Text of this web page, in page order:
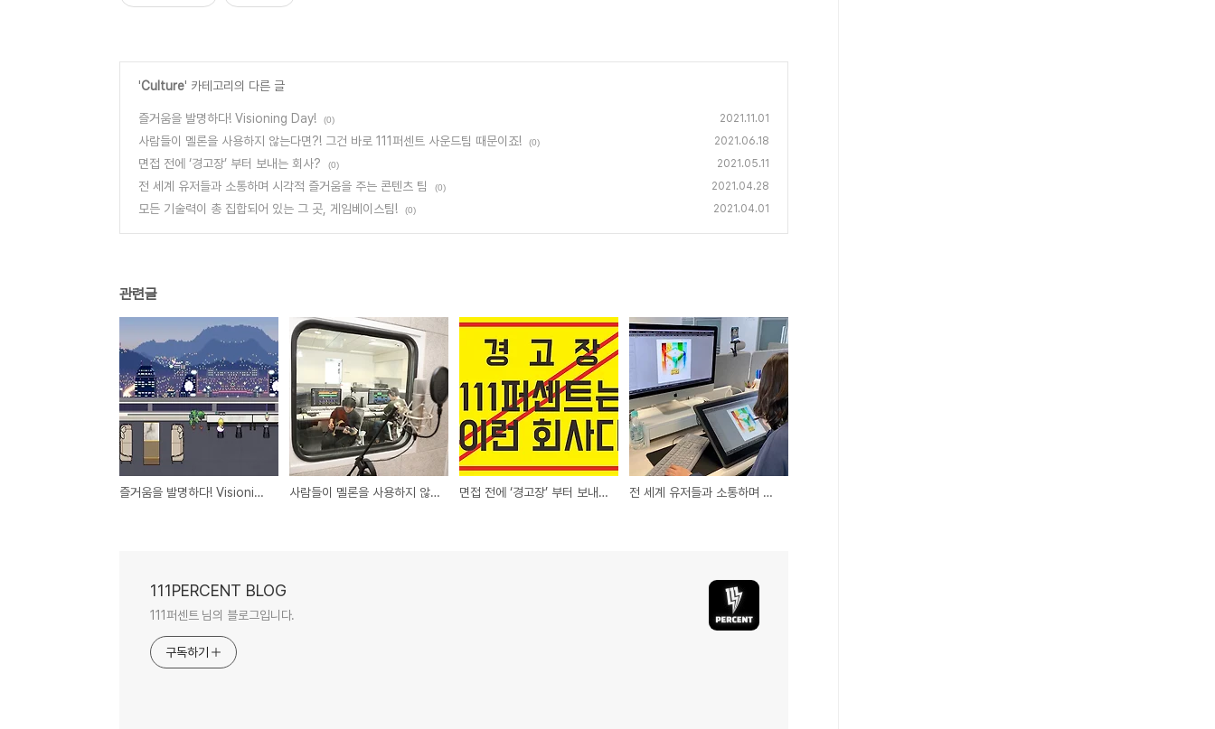
'Culture' 카테고리의 다른 글
즐거움을 발명하다! Visioning Day! (0) 2021.11.01
사람들이 멜론을 사용하지 않는다면?! 그건 바로 111퍼센트 사운드팀 때문이죠! (0) 2021.06.18
면접 전에 ‘경고장’ 부터 보내는 회사? (0) 2021.05.11
전 세계 유저들과 소통하며 시각적 즐거움을 주는 콘텐츠 팀 (0) 2021.04.28
모든 기술력이 총 집합되어 있는 그 곳, 게임베이스팀! (0) 2021.04.01
관련글
즐거움을 발명하다! Visioning Day! 사람들이 멜론을 사용하지 않는다면?! 그건 바로 111퍼센트 사운드팀 때문이죠! 면접 전에 ‘경고장’ 부터 보내는 회사? 전 세계 유저들과 소통하며 시각적 즐거움을 주는 콘텐츠 팀
111PERCENT BLOG
111퍼센트 님의 블로그입니다.
구독하기